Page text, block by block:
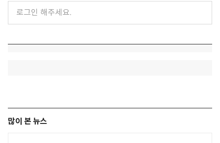
많이 본 뉴스